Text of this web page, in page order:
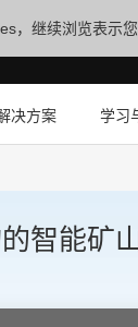
，继续浏览表示
决方案 学习
智能矿